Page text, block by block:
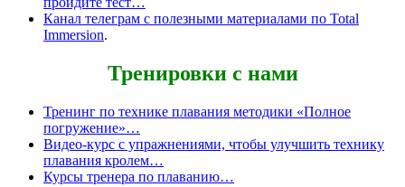
Канал телеграм с полезными материалами по Total
Immersion.
Тренировки с нами
Тренинг по технике плавания методики «Полное
погружение»…
Видео-курс с упражнениями, чтобы улучшить технику
плавания кролем…
Курсы тренера по плаванию…